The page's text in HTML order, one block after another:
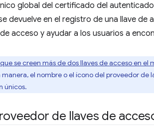
global del certificado del
devuelve en el registro de una llave de
acceso y ayudar a los usuarios a
se creen más de dos llaves de acceso en el
manera, el nombre o el ícono del proveedor de
únicos.
de llaves de